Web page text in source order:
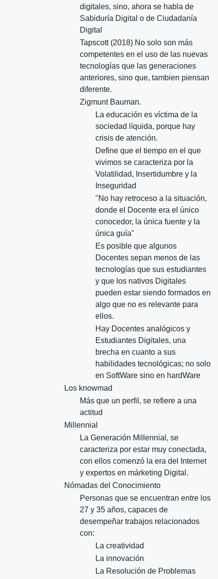
digitales, sino, ahora se habla de
Sabiduría Digital o de Ciudadanía
Digital
Tapscott (2018) No solo son más
competentes en el uso de las nuevas
tecnologías que las generaciones
anteriores, sino que, tambien piensan
diferente.
Zigmunt Bauman.
La educación es víctima de la
sociedad líquida, porque hay
crisis de atención.
Define que el tiempo en el que
vivimos se caracteriza por la
Volatilidad, Insertidumbre y la
Inseguridad
"No hay retroceso a la situación,
donde el Docente era el único
conocedor, la única fuente y la
única guía"
Es posible que algunos
Docentes sepan menos de las
tecnologías que sus estudiantes
y que los nativos Digitales
pueden estar siendo formados en
algo que no es relevante para
ellos.
Hay Docentes analógicos y
Estudiantes Digitales, una
brecha en cuanto a sus
habilidades tecnológicas; no solo
en SoftWare sino en hardWare
Los knowmad
Más que un perfil, se refiere a una
actitud
Millennial
La Generación Millennial, se
caracteriza por estar muy conectada,
con ellos comenzó la era del Internet
y expertos en márketing Digital.
Nómadas del Conocimiento
Personas que se encuentran entre los
27 y 35 años, capaces de
desempeñar trabajos relacionados
con:
La creatividad
La innovación
La Resolución de Problemas